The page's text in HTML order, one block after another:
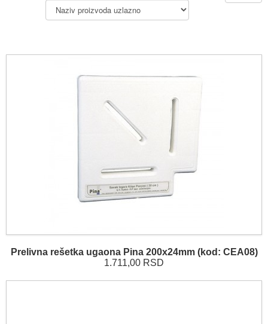
Prelivna rešetka ugaona Pina 200x24mm (kod: CEA08)
1.711,00 RSD